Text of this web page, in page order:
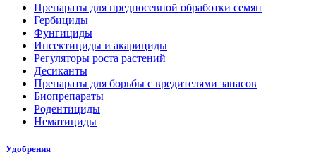
Препараты для предпосевной обработки семян
Гербициды
Фунгициды
Инсектициды и акарициды
Регуляторы роста растений
Десиканты
Препараты для борьбы с вредителями запасов
Биопрепараты
Родентициды
Нематициды
Удобрения